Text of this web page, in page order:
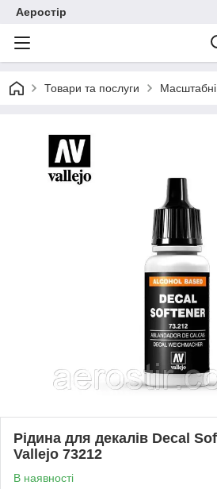
Аеростір
Товари та послуги
Рідина для декалів Decal
Vallejo 73212
В наявності